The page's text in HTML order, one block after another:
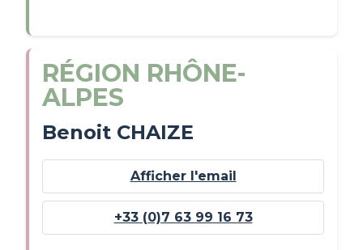
RÉGION RHÔNE-
ALPES
Benoit CHAIZE
Afficher l'email
+33 (0)7 63 99 16 73